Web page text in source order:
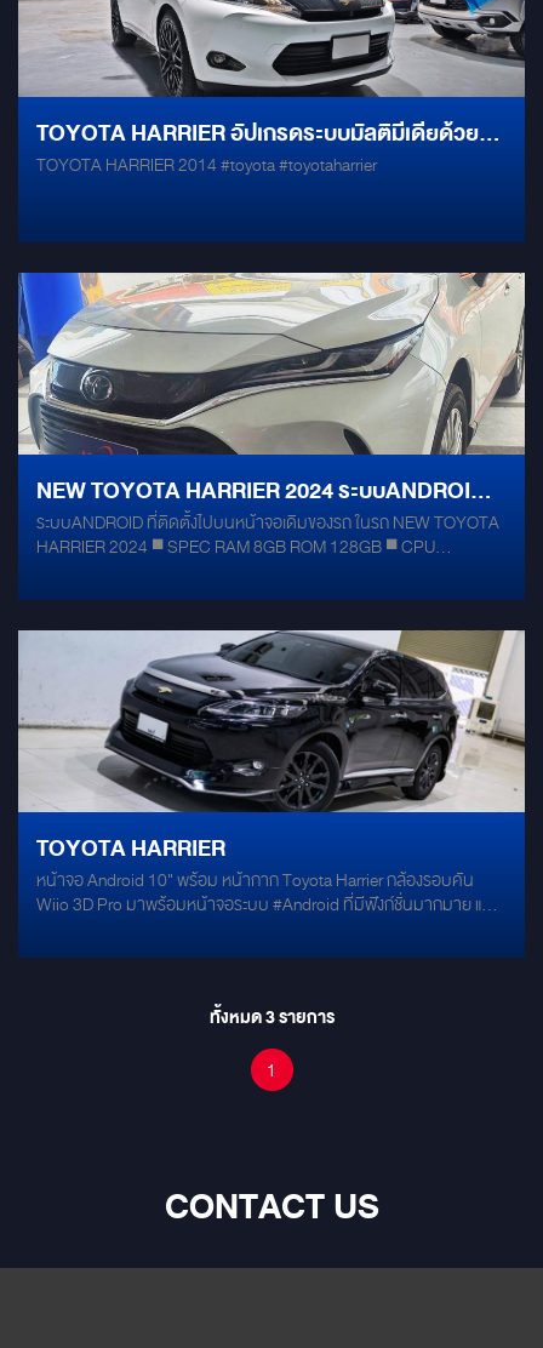
TOYOTA HARRIER อัปเกรดระบบมัลติมีเดียด้วย
หน้าจอแอนดรอยด์ตรงรุ่นขนาด 10 นิ้ว
TOYOTA HARRIER 2014 #toyota #toyotaharrier
NEW TOYOTA HARRIER 2024 ระบบANDROID ที่
ติดตั้งไปบนหน้าจอเดิมของรถ
ระบบANDROID ที่ติดตั้งไปบนหน้าจอเดิมของรถ ในรถ NEW TOYOTA
HARRIER 2024 ◾ SPEC RAM 8GB ROM 128GB ◾ CPU
ใดๆ
TOYOTA HARRIER
หน้าจอ Android 10" พร้อม หน้ากาก Toyota Harrier กล้องรอบคัน
Wiio 3D Pro มาพร้อมหน้าจอระบบ #Android ที่มีฟังก์ชั่นมากมาย และ
ทั้งหมด3รายการ
1
CONTACT US